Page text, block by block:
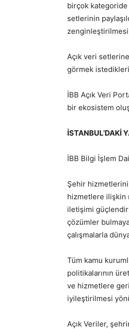
birçok kategoride
setlerinin
Açık veri
görmek
İBB Açık Veri
bir ekosistem
İSTANBUL’DAKİ
İBB Bilgi İşlem
Şehir
hizmetlere ilişkin
iletişimi
çözümler
çalışmalarla
Tüm kamu
politikalarının
ve hizmetlere
iyileştirilmesi
Açık Veriler,